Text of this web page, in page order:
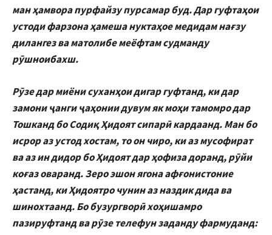
ман ҳамвора пурфайзу пурсамар буд. Дар гуфтаҳои
устоди фарзона ҳамеша нуктаҳое медидам нағзу
дилангез ва матолибе меёфтам судманду
рӯшноибахш.
Рӯзе дар миёни суханҳои дигар гуфтанд, ки дар
замони ҷанги ҷаҳонии дувум як моҳи тамомро дар
Тошканд бо Содиқ Ҳидоят сипарӣ кардаанд. Ман бо
исрор аз устод хостам, то он чиро, ки аз мусофират
ва аз ин дидор бо Ҳидоят дар ҳофиза доранд, рӯйи
коғаз оваранд. Зеро эшон ягона афғонистоние
ҳастанд, ки Ҳидоятро чунин аз наздик дида ва
шинохтаанд. Бо бузургворӣ хоҳишамро
пазируфтанд ва рӯзе телефун заданду фармуданд: